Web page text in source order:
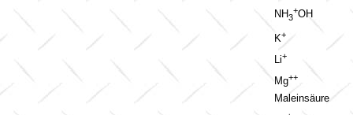
NH3
+OH
K+
Li+
Mg++
Maleinsäure